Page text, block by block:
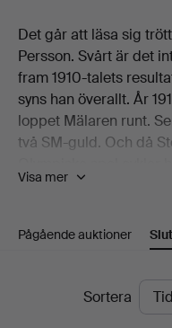
Det går att läsa sig
Persson. Svårt är det
fram 1910-talets
syns han överallt. År
loppet Mälaren runt.
två SM-guld. Och då
"hängs om hans hals"
kröner temat En
Stockholms
framgångsrika karriär.
Wilhelm Peterson
Visa mer
Pågående auktioner
SlutpriserSortera